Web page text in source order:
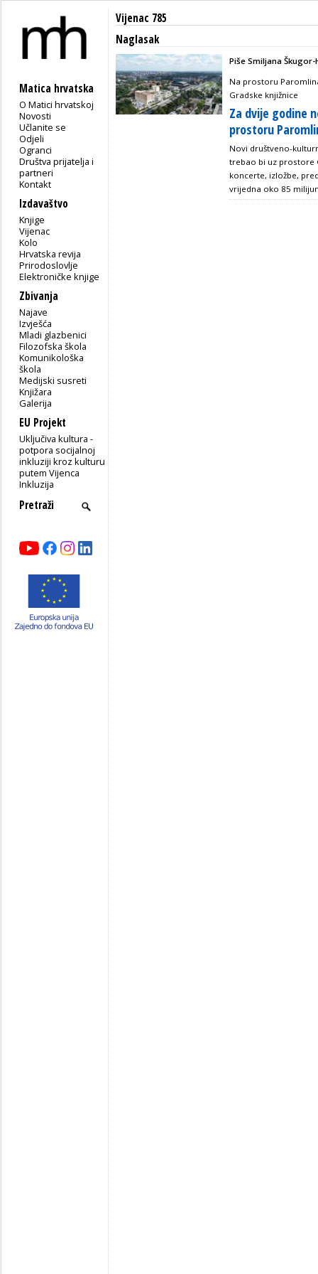
Matica hrvatska
O Matici hrvatskoj
Novosti
Učlanite se
Odjeli
Ogranci
Društva prijatelja i
partneri
Kontakt
Izdavaštvo
Knjige
Vijenac
Kolo
Hrvatska revija
Prirodoslovlje
Elektroničke knjige
Zbivanja
Najave
Izvješća
Mladi glazbenici
Filozofska škola
Komunikološka
škola
Medijski susreti
Knjižara
Galerija
EU Projekt
Uključiva kultura -
potpora socijalnoj
inkluziji kroz kulturu
putem Vijenca
Inkluzija
Vijenac 785
Naglasak
Piše Smiljana Škugor-
Na prostoru
Gradske knjižnice
Za dvije godine
prostoru
Novi društveno-
trebao bi uz prostore
koncerte, izložbe,
vrijedna oko 85